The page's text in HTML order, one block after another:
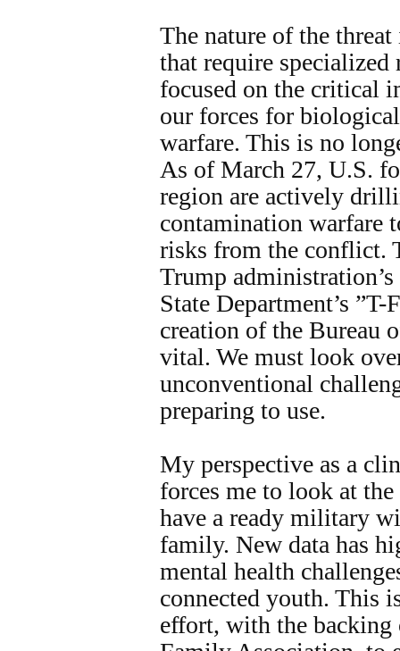
The nature of the
that require specialized
focused on the critical
our forces for
warfare. This is no
As of March 27, U.S.
region are actively
contamination warfare
risks from the conflict.
Trump
State Department’s
creation of the Bureau
vital. We must look
unconventional
preparing to use.
My perspective as a
forces me to look at
have a ready military
family. New data has
mental health
connected youth. This
effort, with the